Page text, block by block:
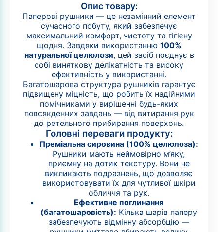
Опис товару:
Паперові рушники — це незамінний елемент
сучасного побуту, який забезпечує
максимальний комфорт, чистоту та гігієну
щодня. Завдяки використанню 100%
натуральної целюлози, цей засіб поєднує в
собі виняткову делікатність та високу
ефективність у використанні.
Багатошарова структура рушників гарантує
підвищену міцність, що робить їх надійними
помічниками у вирішенні будь-яких
повсякденних завдань — від витирання рук
до ретельного прибирання поверхонь.
Головні переваги продукту:
Преміальна сировина (100% целюлоза):
Рушники мають неймовірно м’яку,
приємну на дотик текстуру. Вони не
викликають подразнень, що дозволяє
використовувати їх для чутливої шкіри
обличчя та рук.
Ефективне поглинання
(багатошаровість): Кілька шарів паперу
забезпечують відмінну абсорбцію —